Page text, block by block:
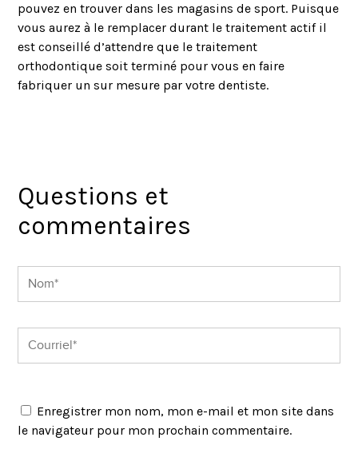
pouvez en trouver dans les magasins de sport. Puisque
vous aurez à le remplacer durant le traitement actif il
est conseillé d’attendre que le traitement
orthodontique soit terminé pour vous en faire
fabriquer un sur mesure par votre dentiste.
Questions et
commentaires
Enregistrer mon nom, mon e-mail et mon site dans
le navigateur pour mon prochain commentaire.